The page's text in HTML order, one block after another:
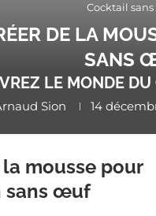
Cocktail sans
DE LA
SANS
LE MONDE
Sion 14
mousse pour
sans œuf